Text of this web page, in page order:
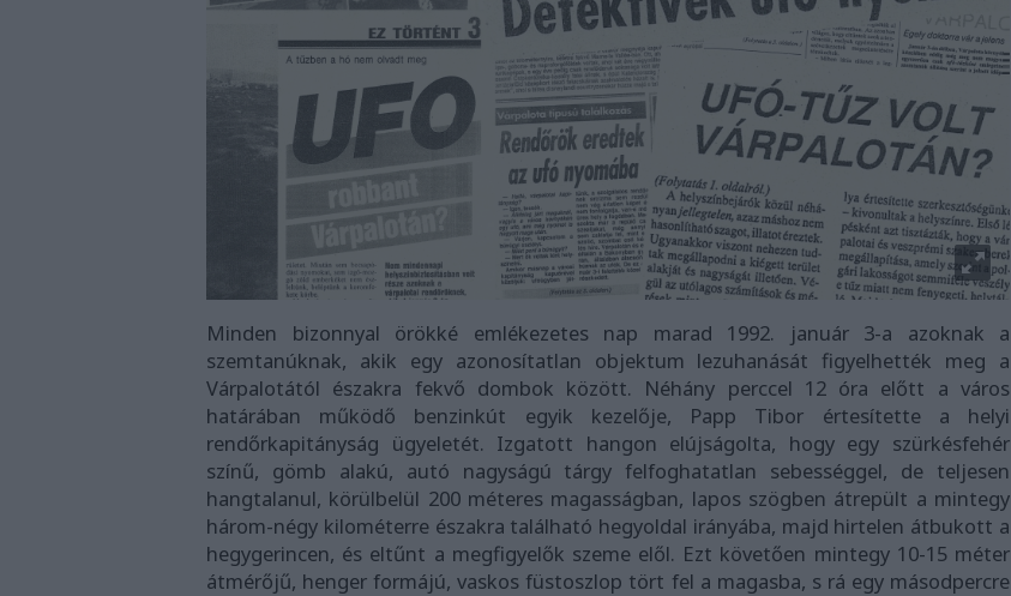
Minden bizonnyal örökké emlékezetes nap marad 1992. január 3-a azoknak a
szemtanúknak, akik egy azonosítatlan objektum lezuhanását figyelhették meg a
Várpalotától északra fekvő dombok között. Néhány perccel 12 óra előtt a város
határában működő benzinkút egyik kezelője, Papp Tibor értesítette a helyi
rendőrkapitányság ügyeletét. Izgatott hangon elújságolta, hogy egy szürkésfehér
színű, gömb alakú, autó nagyságú tárgy felfoghatatlan sebességgel, de teljesen
hangtalanul, körülbelül 200 méteres magasságban, lapos szögben átrepült a mintegy
három-négy kilométerre északra található hegyoldal irányába, majd hirtelen átbukott a
hegygerincen, és eltűnt a megfigyelők szeme elől. Ezt követően mintegy 10-15 méter
átmérőjű, henger formájú, vaskos füstoszlop tört fel a magasba, s rá egy másodpercre